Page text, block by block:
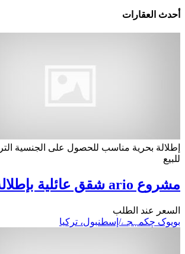
أحدث العقارات
إطلالة بحرية مناسب للحصول على الجنسية
للبيع
مشروع ario شقق عائلية بإطلالة بحر مرمرة
السعر عند الطلب
بویوک چکمہجے/إسطنبول، تركيا